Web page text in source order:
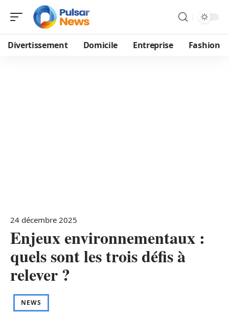
Divertissement Domicile Entreprise Fashion
24 décembre 2025
Enjeux environnementaux :
quels sont les trois défis à
relever ?
NEWS